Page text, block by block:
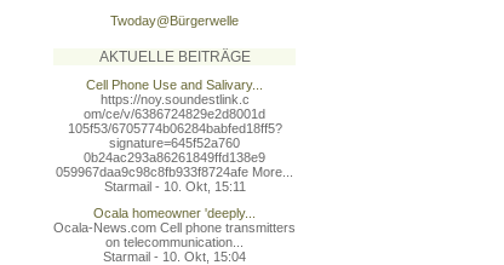
Twoday@Bürgerwelle
AKTUELLE BEITRÄGE
Cell Phone Use and Salivary...
https://noy.soundestlink.c
om/ce/v/6386724829e2d8001d
105f53/6705774b06284babfed18ff5?
signature=645f52a760
0b24ac293a86261849ffd138e9
059967daa9c98c8fb933f8724afe More...
Starmail - 10. Okt, 15:11
Ocala homeowner 'deeply...
Ocala-News.com Cell phone transmitters
on telecommunication...
Starmail - 10. Okt, 15:04